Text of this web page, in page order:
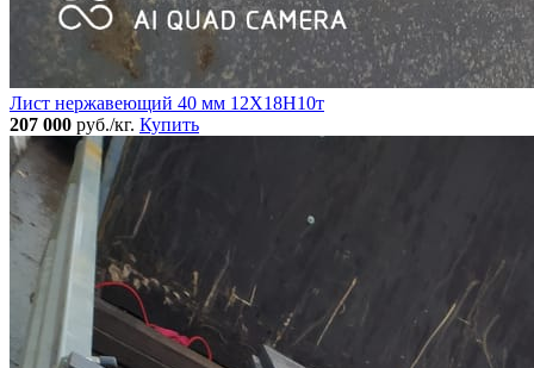
Лист нержавеющий 40 мм 12Х18Н10т
207 000 руб./кг. Купить